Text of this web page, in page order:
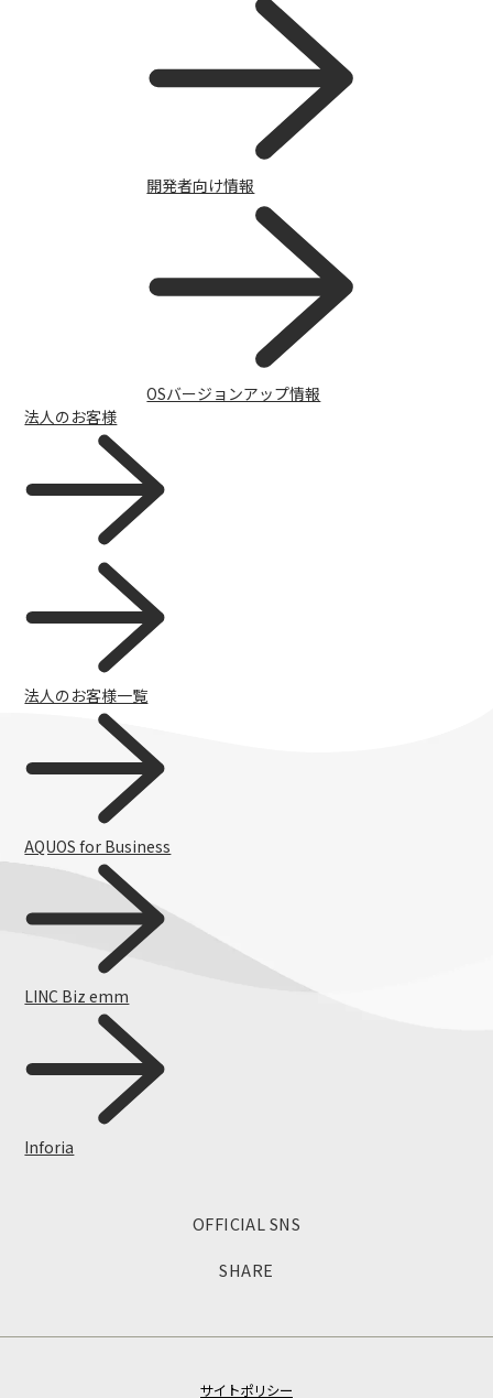
チャットで質問
OFFICIAL SNS
SHARE
開発者向け情報
OSバージョンアップ情報
法人のお客様
法人のお客様一覧
AQUOS for Business
LINC Biz emm
Inforia
サイトポリシー